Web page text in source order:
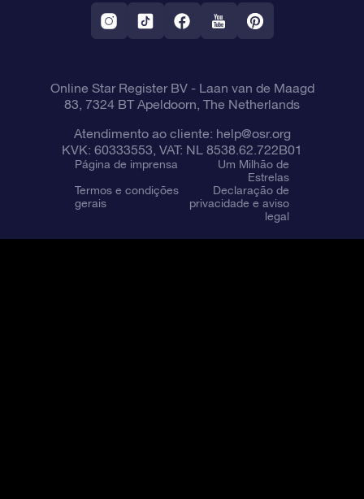
Aplicativo RV Fly me to the stars
Constelações
Online Star Register BV- Laan van de Maagd
83, 7324 BT Apeldoorn, The Netherlands
Atendimento ao cliente: help@osr.org
KVK: 60333553, VAT: NL 8538.62.722B01
Página de imprensa
Um Milhão de
Estrelas
Termos e condições
gerais
Declaração de
privacidade e aviso
legal